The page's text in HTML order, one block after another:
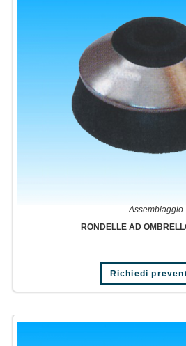
Assemblaggio
RONDELLE AD
Richiedi